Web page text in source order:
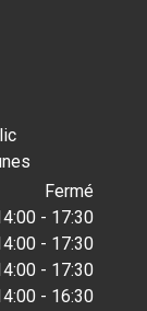
Fermé
- 17:30
- 17:30
- 17:30
- 16:30